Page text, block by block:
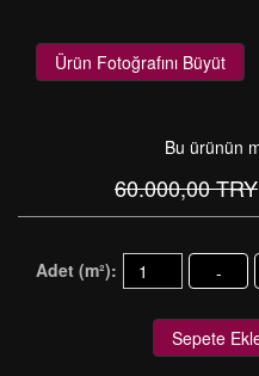
Ürün Fotoğrafını Büyüt
Bu ürünün
60.000,00 TRY
Adet (m²): -
Sepete